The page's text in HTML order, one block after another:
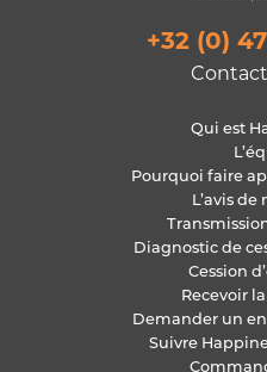
+32 (0)
Qui est
Pourquoi faire
L’avis de
Diagnostic de
Cession
Recevoir
Demander un
Suivre